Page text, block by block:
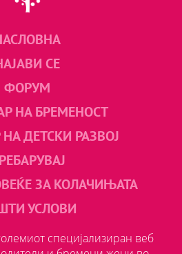
СЕ
ФОРУМ
НА БРЕМЕНОСТ
ДЕТСКИ РАЗВОЈ
ЗА КОЛАЧИЊАТА
УСЛОВИ
специјализиран веб